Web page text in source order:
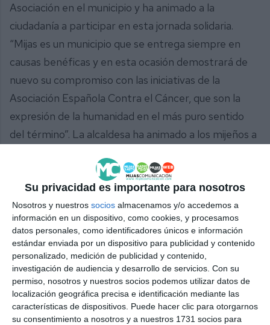
Su privacidad es importante para nosotros
Nosotros y nuestros socios almacenamos y/o accedemos a
información en un dispositivo, como cookies, y procesamos
datos personales, como identificadores únicos e información
estándar enviada por un dispositivo para publicidad y contenido
personalizado, medición de publicidad y contenido,
investigación de audiencia y desarrollo de servicios. Con su
permiso, nosotros y nuestros socios podemos utilizar datos de
localización geográfica precisa e identificación mediante las
características de dispositivos. Puede hacer clic para otorgarnos
su consentimiento a nosotros y a nuestros 1731 socios para
Asociación en el municipio y ha animado a la
ciudadanía a participar en esta jornada solidaria.
“Mijas es un municipio que se entrega siempre en
causas benéficas y en esta ocasión demostrará de
nuevo su compromiso con las iniciativas de la
Asociación Española Contra el Cáncer, que son la
expresión de la humanidad en el más puro sentido
del término”. La alcaldesa ha animado a los mijeños a
a acudir a este evento solidario en El Torreón, y ha
reiterado el compromiso del Ayuntamiento de Mijas
con la AECC y sus actividades. “La mejor manera de
combatir esta enfermedad es con investigación, y
por eso el objetivo de este almuerzo es tan
importante: dotar de recursos a la ciencia para
avanzar en la prevención del cáncer. Es un reto
social común en el que todos debemos estar
implicados”, ha dicho.